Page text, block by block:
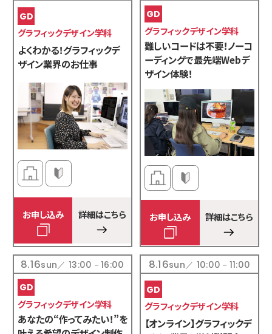
追加条件で絞り込む
来校 オンライン
グラフィックデザイン学科
よくわかる！グラフィックデ
ザイン業界のお仕事
お申し込み 詳細はこちら
グラフィックデザイン学科
難しいコードは不要！ノーコ
ーディングで最先端Webデ
ザイン体験！
お申し込み 詳細はこちら
8.16sun／ 13:00－16:00
グラフィックデザイン学科
あなたの“作ってみたい！”を
8.16sun／ 10:00－11:00
グラフィックデザイン学科
【オンライン】グラフィックデ